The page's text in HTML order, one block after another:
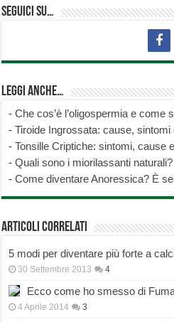
Seguici su…
Leggi anche…
-Che cos’è l’oligospermia e come
-Tiroide Ingrossata: cause, sintomi
-Tonsille Criptiche: sintomi, cause
-Quali sono i miorilassanti naturali?
-Come diventare Anoressica? È
Articoli correlati
5 modi per diventare più forte a
30 Settembre 2013 4
Ecco come ho smesso di
4 Aprile 2014 3